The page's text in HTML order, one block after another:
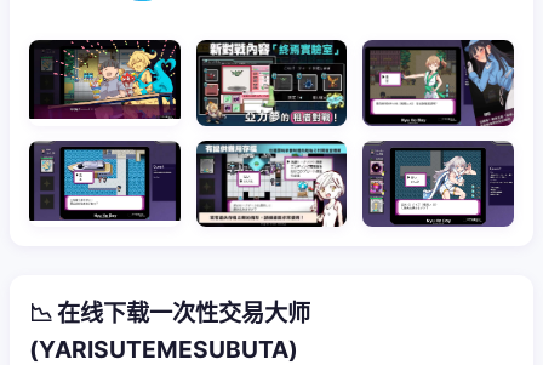
📉 在线下载一次性交易大师
(YARISUTEMESUBUTA)